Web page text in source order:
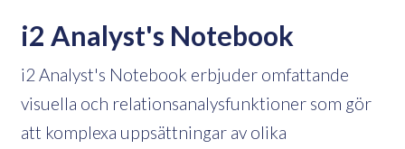
i2 Analyst's Notebook
i2 Analyst's Notebook erbjuder omfattande
visuella och relationsanalysfunktioner som gör
att komplexa uppsättningar av olika